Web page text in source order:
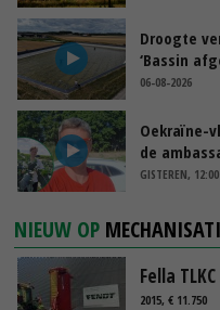
Droogte
‘Bassin
06-08-2026
Oekraïne-
de
GISTEREN, 12:00
NIEUW OP
Fella
2015, € 11.750